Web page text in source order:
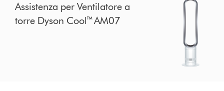
Assistenza per Ventilatore a
torre Dyson Cool™ AM07